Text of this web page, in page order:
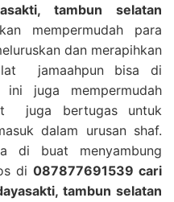
tambun selatan
mempermudah para
dan merapihkan
jamaahpun bisa di
ini juga mempermudah
juga bertugas untuk
dalam urusan shaf.
di buat menyambung
di 087877691539 cari
tambun selatan